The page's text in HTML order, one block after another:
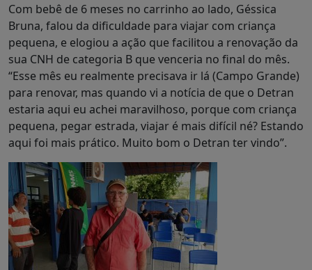
Com bebê de 6 meses no carrinho ao lado, Géssica
Bruna, falou da dificuldade para viajar com criança
pequena, e elogiou a ação que facilitou a renovação da
sua CNH de categoria B que venceria no final do mês.
“Esse mês eu realmente precisava ir lá (Campo Grande)
para renovar, mas quando vi a notícia de que o Detran
estaria aqui eu achei maravilhoso, porque com criança
pequena, pegar estrada, viajar é mais difícil né? Estando
aqui foi mais prático. Muito bom o Detran ter vindo”.